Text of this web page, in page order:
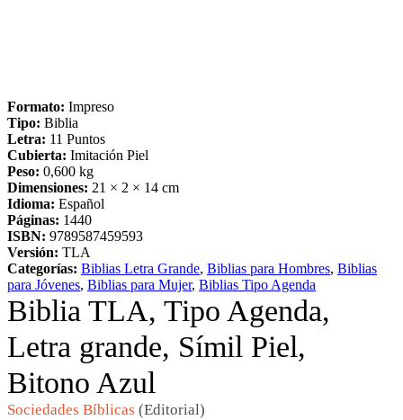
Formato: Impreso
Tipo: Biblia
Letra: 11 Puntos
Cubierta: Imitación Piel
Peso: 0,600 kg
Dimensiones: 21 × 2 × 14 cm
Idioma: Español
Páginas: 1440
ISBN: 9789587459593
Versión: TLA
Categorías: Biblias Letra Grande, Biblias para Hombres, Biblias
para Jóvenes, Biblias para Mujer, Biblias Tipo Agenda
Biblia TLA, Tipo Agenda,
Letra grande, Símil Piel,
Bitono Azul
Sociedades Bíblicas (Editorial)